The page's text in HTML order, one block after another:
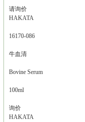
请询价
HAKATA
16170-086
牛血清
Bovine Serum
100ml
询价
HAKATA